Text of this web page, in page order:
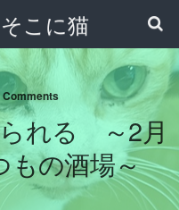
こに猫
Comments
れる ～2月
もの酒場～